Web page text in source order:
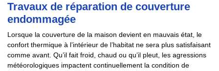
Travaux de réparation de couverture
endommagée
Lorsque la couverture de la maison devient en mauvais état, le
confort thermique à l’intérieur de l’habitat ne sera plus satisfaisant
comme avant. Qu’il fait froid, chaud ou qu’il pleut, les agressions
météorologiques impactent continuellement la condition de